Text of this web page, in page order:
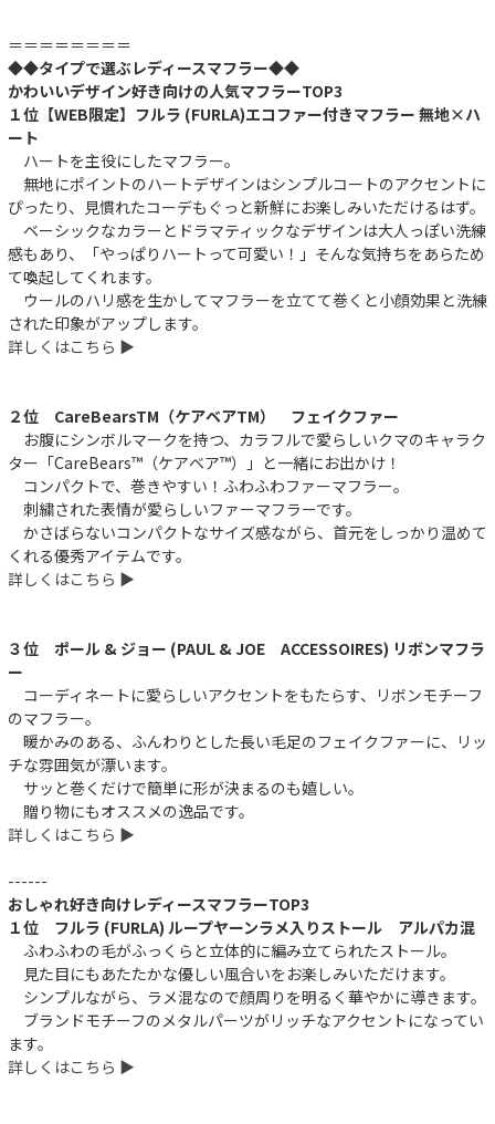
＝＝＝＝＝＝＝＝
◆◆タイプで選ぶレディースマフラー◆◆
かわいいデザイン好き向けの人気マフラーTOP3
１位【WEB限定】フルラ (FURLA)エコファー付きマフラー 無地×ハ
ート
ハートを主役にしたマフラー。
無地にポイントのハートデザインはシンプルコートのアクセントに
ぴったり、見慣れたコーデもぐっと新鮮にお楽しみいただけるはず。
ベーシックなカラーとドラマティックなデザインは大人っぽい洗練
感もあり、「やっぱりハートって可愛い！」そんな気持ちをあらため
て喚起してくれます。
ウールのハリ感を生かしてマフラーを立てて巻くと小顔効果と洗練
された印象がアップします。
詳しくはこちら ▶︎
２位 CareBearsTM（ケアベアTM） フェイクファー
お腹にシンボルマークを持つ、カラフルで愛らしいクマのキャラク
ター「CareBears™（ケアベア™）」と一緒にお出かけ！
コンパクトで、巻きやすい！ふわふわファーマフラー。
刺繍された表情が愛らしいファーマフラーです。
かさばらないコンパクトなサイズ感ながら、首元をしっかり温めて
くれる優秀アイテムです。
詳しくはこちら ▶︎
３位 ポール & ジョー (PAUL & JOE ACCESSOIRES) リボンマフラ
ー
コーディネートに愛らしいアクセントをもたらす、リボンモチーフ
のマフラー。
暖かみのある、ふんわりとした長い毛足のフェイクファーに、リッ
チな雰囲気が漂います。
サッと巻くだけで簡単に形が決まるのも嬉しい。
贈り物にもオススメの逸品です。
詳しくはこちら ▶︎
------
おしゃれ好き向けレディースマフラーTOP3
１位 フルラ (FURLA) ループヤーンラメ入りストール アルパカ混
ふわふわの毛がふっくらと立体的に編み立てられたストール。
見た目にもあたたかな優しい風合いをお楽しみいただけます。
シンプルながら、ラメ混なので顔周りを明るく華やかに導きます。
ブランドモチーフのメタルパーツがリッチなアクセントになってい
ます。
詳しくはこちら ▶︎